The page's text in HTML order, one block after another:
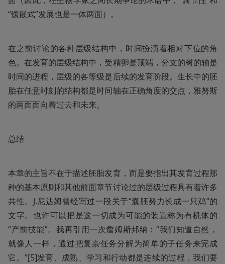
“镶嵌式”发展也是一体两面）。
在之前讨论的各种层级结构中，时间扮演着相对下位的角
色。在发育的层级结构中，受精卵是顶端，分支的树的轴是
时间的进程，层级的各等级是后续的发育阶段。生长中的胚
胎在任意时刻的结构都是时间轴在正确角度的交点，雅努斯
的两面面向着过去和未来。
总结
本章的主旨不在于描述胚胎发育，而是要指出其发育过程那
种的基本原则和其他前面章节讨论过的层级过程具有着许多
共性。J.尼达姆曾经写过一段关于“囊胚努力长成一只鸡”的
文字。也许可以把是这一切成为可能的装置称为有机体的
“产前技能”。我再引用一次詹姆斯邦纳：“我们知道自然，
就像人一样，通过把复杂任务分解为简单的子任务来完成
它。”[5]发育、成熟、学习和行动都是连续的过程，我们要